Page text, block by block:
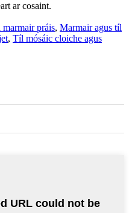
ar cosaint.
práis, Marmair agus tíl
, Tíl mósáic cloiche agus